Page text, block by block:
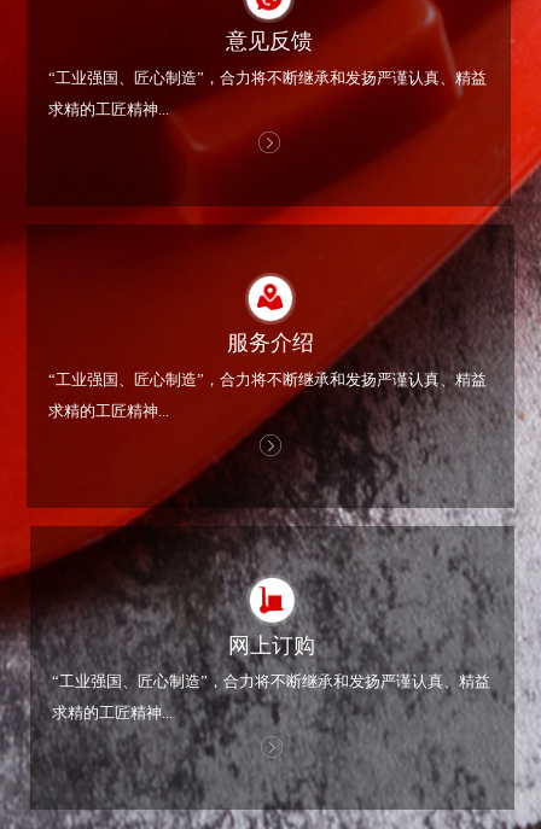
意见反馈
“工业强国、匠心制造”，合力将不断继承和发扬严谨认真、精益
求精的工匠精神...
服务介绍
“工业强国、匠心制造”，合力将不断继承和发扬严谨认真、精益
求精的工匠精神...
网上订购
“工业强国、匠心制造”，合力将不断继承和发扬严谨认真、精益
求精的工匠精神...